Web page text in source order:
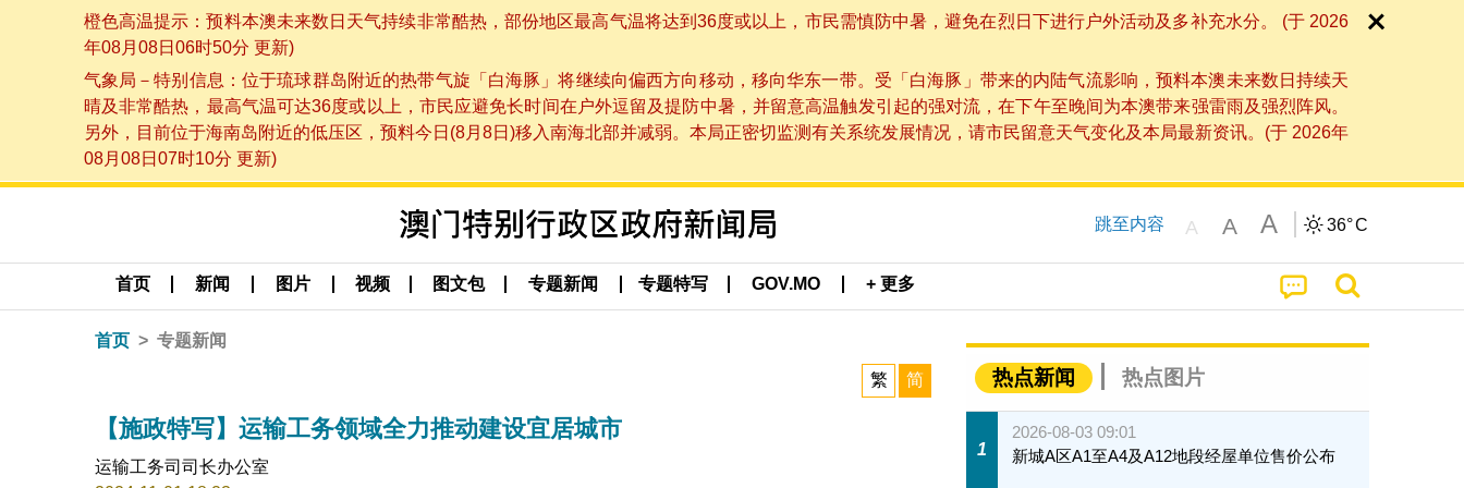
橙色高温提示：预料本澳未来数日天气持续非常酷热，部份地区最高气温将达到36度或以上，市民需慎防中暑，避免在烈日下进行户外活动及多补充水分。 (于 2026
年08月08日06时50分 更新)
气象局－特别信息：位于琉球群岛附近的热带气旋「白海豚」将继续向偏西方向移动，移向华东一带。受「白海豚」带来的内陆气流影响，预料本澳未来数日持续天
晴及非常酷热，最高气温可达36度或以上，市民应避免长时间在户外逗留及提防中暑，并留意高温触发引起的强对流，在下午至晚间为本澳带来强雷雨及强烈阵风。
另外，目前位于海南岛附近的低压区，预料今日(8月8日)移入南海北部并减弱。本局正密切监测有关系统发展情况，请市民留意天气变化及本局最新资讯。(于 2026年
08月08日07时10分 更新)
跳至内容 A A A 36°C
首页 新闻 图片 视频 图文包 专题新闻 专题特写 GOV.MO + 更多
首页 专题新闻
繁 简
【施政特写】运输工务领域全力推动建设宜居城市
运输工务司司长办公室
热点新闻 热点图片
1
2026-08-03 09:01
新城A区A1至A4及A12地段经屋单位售价公布